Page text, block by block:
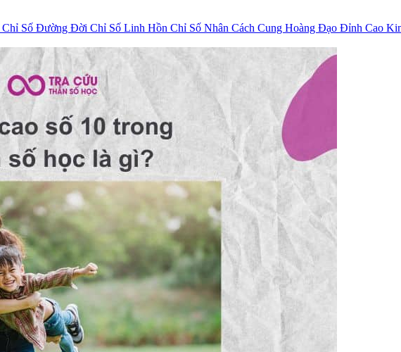
Chỉ Số Đường Đời Chỉ Số Linh Hồn Chỉ Số Nhân Cách Cung Hoàng Đạo Đỉnh Cao